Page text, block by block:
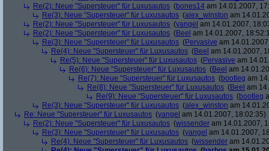
Re(2): Neue "Supersteuer" für Luxusautos (bones14 am 14.01.2007,
Re(3): Neue "Supersteuer" für Luxusautos (alex_winston am
Re(2): Neue "Supersteuer" für Luxusautos (yangel am 14.01.2007,
Re(2): Neue "Supersteuer" für Luxusautos (Beel am 14.01.2007,
Re(3): Neue "Supersteuer" für Luxusautos (Pervasive am
Re(4): Neue "Supersteuer" für Luxusautos (Beel am 14.01.2007,
Re(5): Neue "Supersteuer" für Luxusautos (Pervasive am
Re(6): Neue "Supersteuer" für Luxusautos (Beel am
Re(7): Neue "Supersteuer" für Luxusautos (bootleg am
Re(8): Neue "Supersteuer" für Luxusautos (Beel am
Re(9): Neue "Supersteuer" für Luxusautos (bootleg
Re(3): Neue "Supersteuer" für Luxusautos (alex_winston am
Re: Neue "Supersteuer" für Luxusautos (yangel am 14.01.2007, 18:02:35)
Re(2): Neue "Supersteuer" für Luxusautos (wissender am 14.01.2007,
Re(3): Neue "Supersteuer" für Luxusautos (yangel am 14.01.2007,
Re(4): Neue "Supersteuer" für Luxusautos (wissender am